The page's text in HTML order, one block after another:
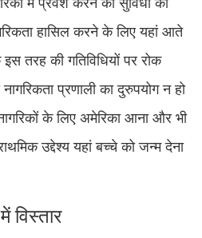
हासिल करने के लिए यहां आते
तरह की गतिविधियों पर रोक
प्रणाली का दुरुपयोग न हो
के लिए अमेरिका आना और भी
उद्देश्य यहां बच्चे को जन्म देना
विस्तार